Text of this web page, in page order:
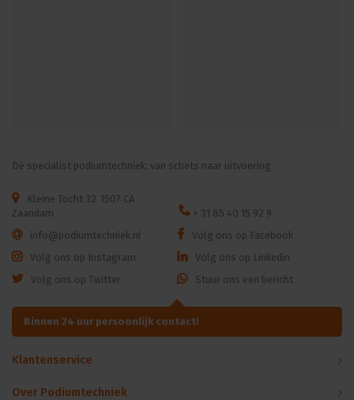
Dé specialist podiumtechniek; van schets naar uitvoering
Kleine Tocht 32 1507 CA
Zaandam
+ 31 85 40 15 92 9
info@podiumtechniek.nl
Volg ons op Facebook
Volg ons op Instagram
Volg ons op Linkedin
Volg ons op Twitter
Stuur ons een bericht
Binnen 24 uur persoonlijk contact!
Klantenservice
Over Podiumtechniek